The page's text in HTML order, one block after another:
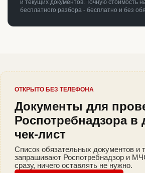
и текущих документов. Точную стоимость
бесплатного разбора - бесплатно и без
ОТКРЫТО БЕЗ ТЕЛЕФОНА
Документы для
Роспотребнадзора в
чек-лист
Список обязательных документов и
запрашивают Роспотребнадзор и
сразу, ничего оставлять не нужно.